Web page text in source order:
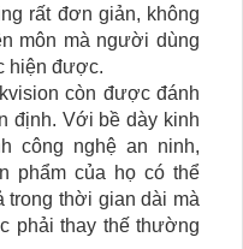
rất đơn giản, không
môn mà người dùng
hiện được.
còn được đánh
định. Với bề dày kinh
công nghệ an ninh,
phẩm của họ có thể
trong thời gian dài mà
phải thay thế thường